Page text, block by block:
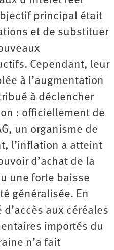
principal était
et de substituer
Cependant, leur
à l’augmentation
à déclencher
: officiellement de
un organisme de
l’inflation a atteint
d’achat de la
une forte baisse
généralisée. En
aux céréales
importés du
n’a fait